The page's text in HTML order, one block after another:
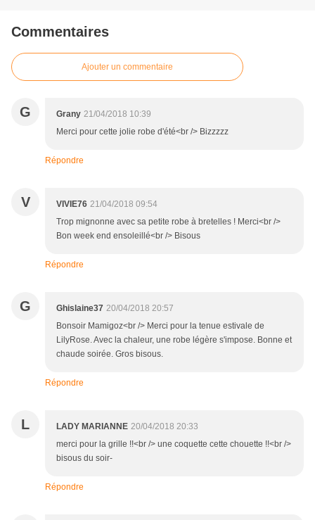
Commentaires
Ajouter un commentaire
G Grany 21/04/2018 10:39
Merci pour cette jolie robe d'été<br /> Bizzzzz
Répondre
V VIVIE76 21/04/2018 09:54
Trop mignonne avec sa petite robe à bretelles ! Merci<br />
Bon week end ensoleillé<br /> Bisous
Répondre
G Ghislaine37 20/04/2018 20:57
Bonsoir Mamigoz<br /> Merci pour la tenue estivale de
LilyRose. Avec la chaleur, une robe légère s'impose. Bonne et
chaude soirée. Gros bisous.
Répondre
L LADY MARIANNE 20/04/2018 20:33
merci pour la grille !!<br /> une coquette cette chouette !!<br />
bisous du soir-
Répondre